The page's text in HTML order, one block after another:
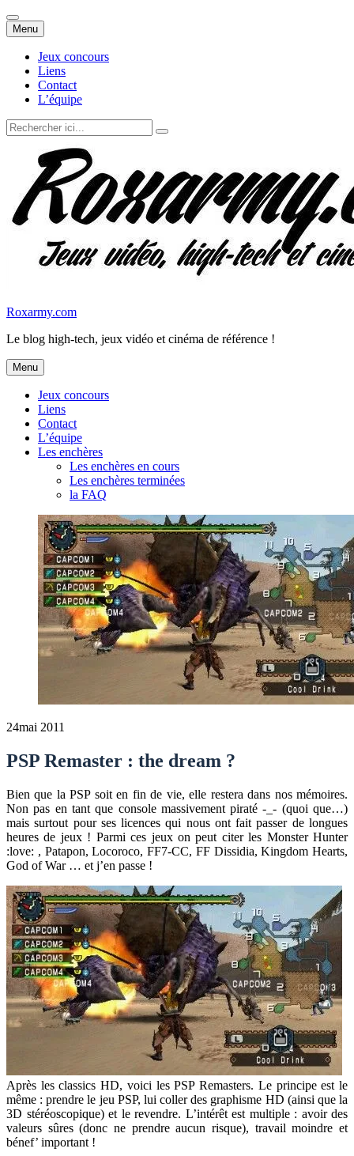
Menu Aller
au
contenu
Jeux concours
Liens
Contact
L’équipe
Recherche
pour
Roxarmy.com
Le blog high-tech, jeux vidéo et cinéma de référence !
Menu Aller
au
contenu
Jeux concours
Liens
Contact
L’équipe
Les enchères
Les enchères en cours
Les enchères terminées
la FAQ
24mai 2011
PSP Remaster : the dream ?
Bien que la PSP soit en fin de vie, elle restera dans nos mémoires.
Non pas en tant que console massivement piraté -_- (quoi que…)
mais surtout pour ses licences qui nous ont fait passer de longues
heures de jeux ! Parmi ces jeux on peut citer les Monster Hunter
:love: , Patapon, Locoroco, FF7-CC, FF Dissidia, Kingdom Hearts,
God of War … et j’en passe !
Après les classics HD, voici les PSP Remasters. Le principe est le
même : prendre le jeu PSP, lui coller des graphisme HD (ainsi que la
3D stéréoscopique) et le revendre. L’intérêt est multiple : avoir des
valeurs sûres (donc ne prendre aucun risque), travail moindre et
bénef’ important !